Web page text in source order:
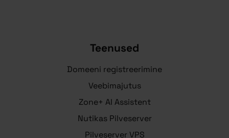
Teenused
Domeeni registreerimine
Veebimajutus
Zone+ AI Assistent
Nutikas Pilveserver
Pilveserver VPS